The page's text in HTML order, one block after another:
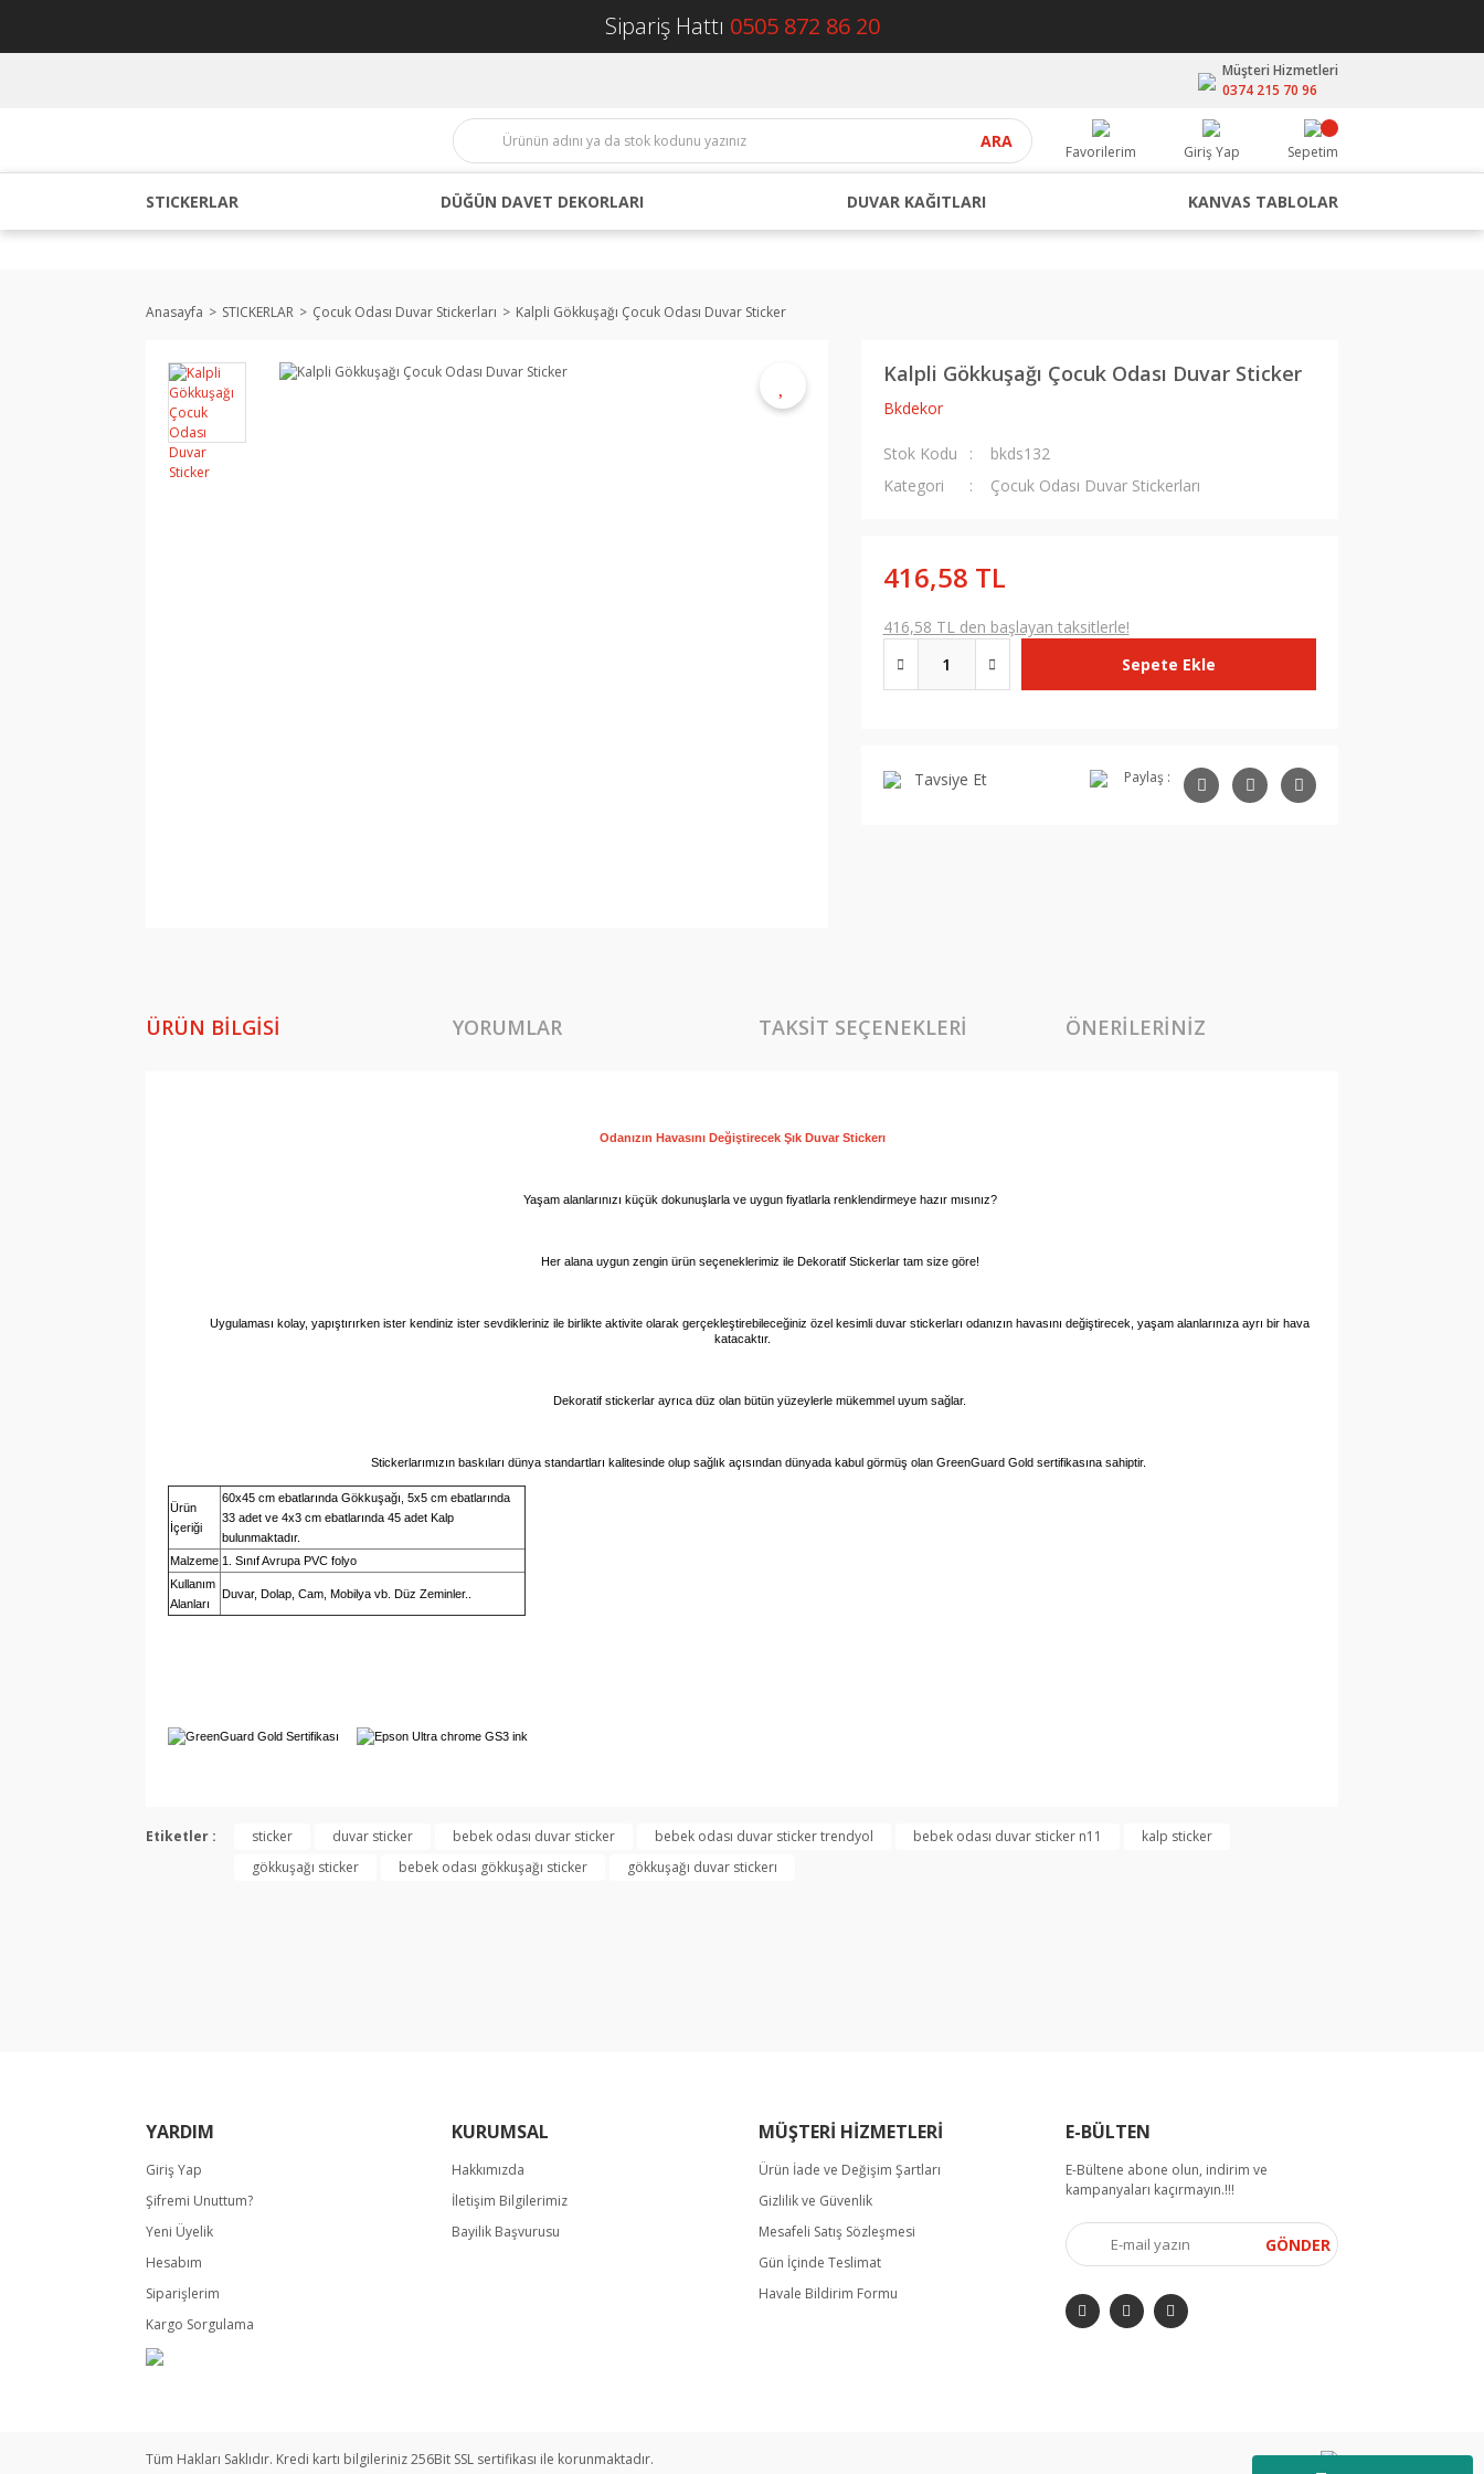
Sipariş Hattı 0505 872 86 20
Müşteri Hizmetleri
0374 215 70 96
ARA
Favorilerim Giriş Yap Sepetim
STICKERLAR DÜĞÜN DAVET DEKORLARI DUVAR KAĞITLARI KANVAS TABLOLAR
Anasayfa STICKERLAR Çocuk Odası Duvar Stickerları Kalpli Gökkuşağı Çocuk Odası Duvar Sticker
Kalpli Gökkuşağı Çocuk Odası Duvar Sticker
Bkdekor
Stok Kodu
bkds132
Kategori
Çocuk Odası Duvar Stickerları
416,58 TL
416,58 TL den başlayan taksitlerle!
Sepete Ekle
Tavsiye Et Paylaş :
ÜRÜN BILGISI YORUMLAR TAKSIT SEÇENEKLERI ÖNERILERINIZ
Odanızın Havasını Değiştirecek Şık Duvar Stickerı
Yaşam alanlarınızı küçük dokunuşlarla ve uygun fiyatlarla renklendirmeye hazır mısınız?
Her alana uygun zengin ürün seçeneklerimiz ile Dekoratif Stickerlar tam size göre!
Uygulaması kolay, yapıştırırken ister kendiniz ister sevdikleriniz ile birlikte aktivite olarak gerçekleştirebileceğiniz özel kesimli duvar stickerları odanızın havasını değiştirecek, yaşam alanlarınıza ayrı bir hava
katacaktır.
Dekoratif stickerlar ayrıca düz olan bütün yüzeylerle mükemmel uyum sağlar.
Stickerlarımızın baskıları dünya standartları kalitesinde olup sağlık açısından dünyada kabul görmüş olan GreenGuard Gold sertifikasına sahiptir.
Ürün
İçeriği
60x45 cm ebatlarında Gökkuşağı, 5x5 cm ebatlarında
33 adet ve 4x3 cm ebatlarında 45 adet Kalp
bulunmaktadır.
Malzeme 1. Sınıf Avrupa PVC folyo
Kullanım
Alanları
Duvar, Dolap, Cam, Mobilya vb. Düz Zeminler..
Bu ürüne ilk yorumu siz yapın!
Görüş ve önerileriniz için teşekkür ederiz.
Gönder
Etiketler : sticker duvar sticker bebek odası duvar sticker bebek odası duvar sticker trendyol bebek odası duvar sticker n11
kalp sticker
gökkuşağı sticker
bebek odası gökkuşağı sticker gökkuşağı duvar stickerı
YARDIM
Giriş Yap
Şifremi Unuttum?
Yeni Üyelik
Hesabım
Siparişlerim
Kargo Sorgulama
KURUMSAL
Hakkımızda
İletişim Bilgilerimiz
Bayilik Başvurusu
MÜŞTERİ HİZMETLERİ
Ürün İade ve Değişim Şartları
Gizlilik ve Güvenlik
Mesafeli Satış Sözleşmesi
Gün İçinde Teslimat
Havale Bildirim Formu
E-BÜLTEN
E-Bültene abone olun, indirim ve
kampanyaları kaçırmayın.!!!
GÖNDER
Tüm Hakları Saklıdır. Kredi kartı bilgileriniz 256Bit SSL sertifikası ile korunmaktadır.